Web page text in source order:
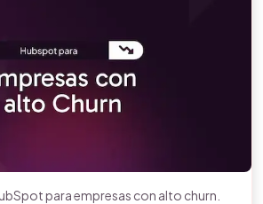
para empresas con alto churn.